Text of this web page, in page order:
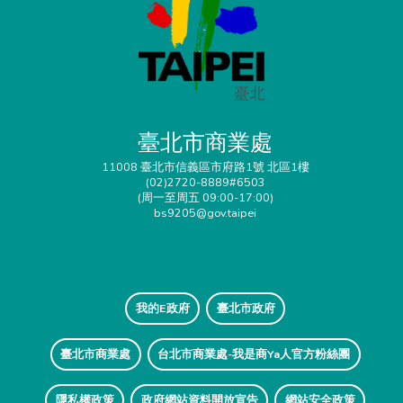
臺北市商業處
11008 臺北市信義區市府路1號 北區1樓
(02)2720-8889#6503
(周一至周五 09:00-17:00)
bs9205@gov.taipei
我的E政府 臺北市政府
臺北市商業處 台北市商業處-我是商Ya人官方粉絲團